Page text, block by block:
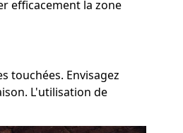
efficacement la zone
touchées. Envisagez
L'utilisation de